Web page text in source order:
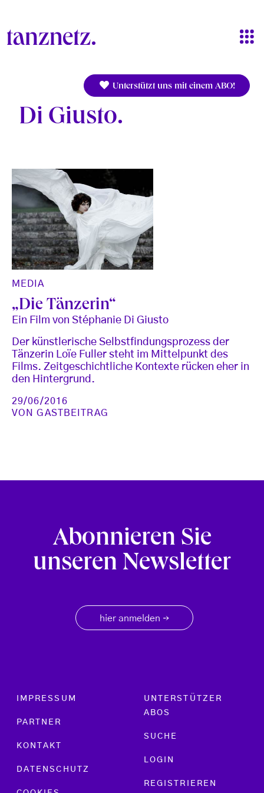
Unterstützt uns mit einem ABO!
Di Giusto
MEDIA
„Die Tänzerin“
Ein Film von Stéphanie Di Giusto
Der künstlerische Selbstfindungsprozess der
Tänzerin Loïe Fuller steht im Mittelpunkt des
Films. Zeitgeschichtliche Kontexte rücken eher in
den Hintergrund.
29/06/2016
VONGASTBEITRAG
Abonnieren Sie
unseren Newsletter
hier anmelden →
Footer menu
IMPRESSUM
PARTNER
KONTAKT
DATENSCHUTZ
UNTERSTÜTZER
ABOS
SUCHE
LOGIN
REGISTRIEREN